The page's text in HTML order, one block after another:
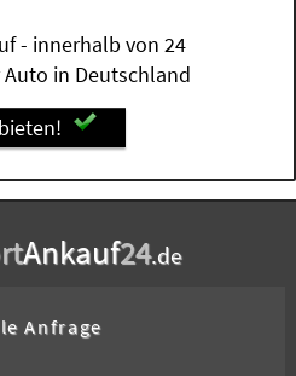
- innerhalb von 24
in Deutschland
Ankauf24.de
Anfrage